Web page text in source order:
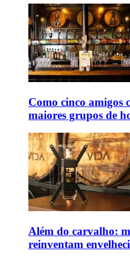
Como cinco amigos
maiores grupos de
Além do carvalho:
reinventam